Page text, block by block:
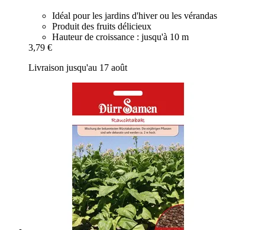
Idéal pour les jardins d'hiver ou les vérandas
Produit des fruits délicieux
Hauteur de croissance : jusqu'à 10 m
3,79 €
Livraison jusqu'au 17 août